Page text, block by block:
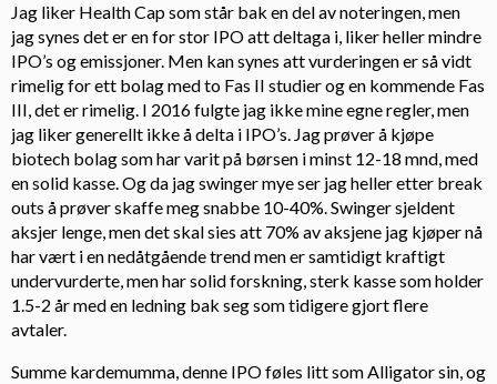
Jag liker Health Cap som står bak en del av noteringen, men
jag synes det er en for stor IPO att deltaga i, liker heller mindre
IPO’s og emissjoner. Men kan synes att vurderingen er så vidt
rimelig for ett bolag med to Fas II studier og en kommende Fas
III, det er rimelig. I 2016 fulgte jag ikke mine egne regler, men
jag liker generellt ikke å delta i IPO’s. Jag prøver å kjøpe
biotech bolag som har varit på børsen i minst 12-18 mnd, med
en solid kasse. Og da jag swinger mye ser jag heller etter break
outs å prøver skaffe meg snabbe 10-40%. Swinger sjeldent
aksjer lenge, men det skal sies att 70% av aksjene jag kjøper nå
har vært i en nedåtgående trend men er samtidigt kraftigt
undervurderte, men har solid forskning, sterk kasse som holder
1.5-2 år med en ledning bak seg som tidigere gjort flere
avtaler.
Summe kardemumma, denne IPO føles litt som Alligator sin, og